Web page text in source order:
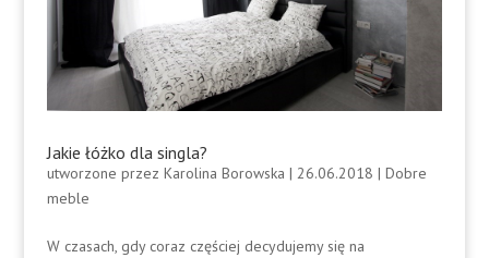
Jakie łóżko dla singla?
utworzone przez Karolina Borowska | 26.06.2018 | Dobre
meble
W czasach, gdy coraz częściej decydujemy się na